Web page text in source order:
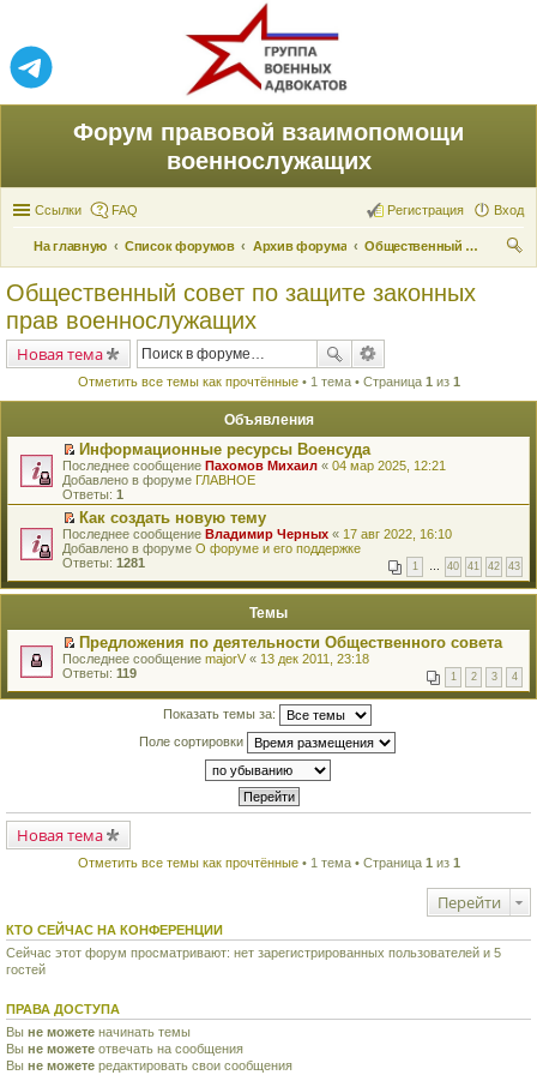
Форум правовой взаимопомощи
военнослужащих
Ссылки FAQ Вход
Регистрация
На главную Список форумов Архив форума
Общественный совет по защите законных прав военнослужащих
Общественный совет по защите законных
прав военнослужащих
Новая тема
Отметить все темы как прочтённые• 1 тема • Страница 1 из 1
Объявления
П
е
р
е
й
т
и
к
е
о
м
у
н
е
н
о
м
у
б
щ
е
Информационные ресурсы Военсуда
Последнее сообщение Пахомов Михаил « 04 мар 2025, 12:21
Добавлено в форуме ГЛАВНОЕ
Ответы: 1
П
е
р
й
к
п
е
р
в
о
ч
и
т
а
у
с
о
щ
е
н
и
ю
Как создать новую тему
Последнее сообщение Владимир Черных « 17 авг 2022, 16:10
Добавлено в форуме О форуме и его поддержке
Ответы: 1281 1 … 40 41 42 43
Темы
П
е
е
в
м
у
н
о
ч
и
н
о
м
у
Предложения по деятельности Общественного совета
Последнее сообщение majorV« 13 дек 2011, 23:18
Ответы: 119 1 2 3 4
Показать темы за:
Поле сортировки
Новая тема
Отметить все темы как прочтённые• 1 тема • Страница 1 из 1
Перейти
КТО СЕЙЧАС НА КОНФЕРЕНЦИИ
Сейчас этот форум просматривают: нет зарегистрированных пользователей и 5
гостей
ПРАВА ДОСТУПА
Вы не можете начинать темы
Вы не можете отвечать на сообщения
Вы не можете редактировать свои сообщения